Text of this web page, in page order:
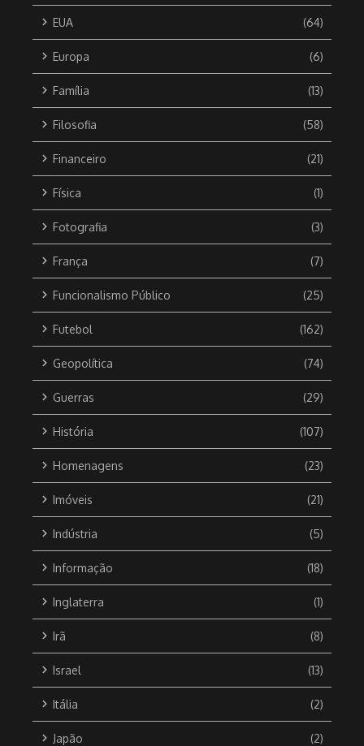
EUA (64)
Europa (6)
Família (13)
Filosofia (58)
Financeiro (21)
Física (1)
Fotografia (3)
França (7)
Funcionalismo Público (25)
Futebol (162)
Geopolítica (74)
Guerras (29)
História (107)
Homenagens (23)
Imóveis (21)
Indústria (5)
Informação (18)
Inglaterra (1)
Irã (8)
Israel (13)
Itália (2)
Japão (2)